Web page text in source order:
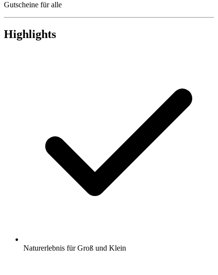
Gutscheine für alle
Highlights
Naturerlebnis für Groß und Klein